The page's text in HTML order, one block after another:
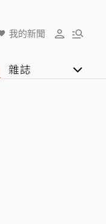
我的新聞
雜誌